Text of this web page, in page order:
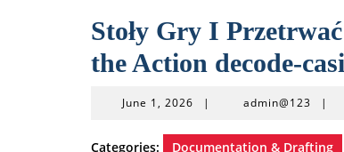
Stoły Gry I
the Action decode-
June 1, 2026 June
2026
| admin@123 |
Categories: Documentation & Drafting